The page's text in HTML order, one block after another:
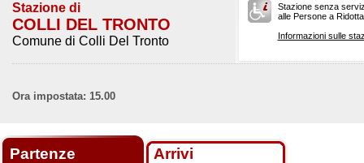
Stazione di
COLLI DEL TRONTO
Comune di Colli Del Tronto
Stazione senza
alle Persone a
Informazioni sulle
Ora impostata: 15.00
Partenze Arrivi